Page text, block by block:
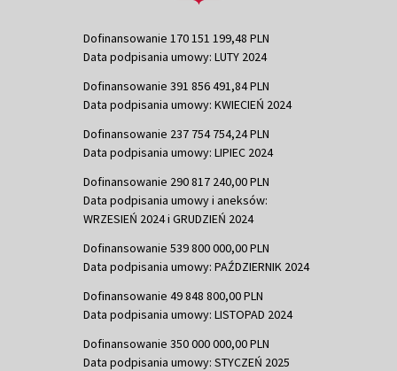
Dofinansowanie 170 151 199,48 PLN
Data podpisania umowy: LUTY 2024
Dofinansowanie 391 856 491,84 PLN
Data podpisania umowy: KWIECIEŃ 2024
Dofinansowanie 237 754 754,24 PLN
Data podpisania umowy: LIPIEC 2024
Dofinansowanie 290 817 240,00 PLN
Data podpisania umowy i aneksów:
WRZESIEŃ 2024 i GRUDZIEŃ 2024
Dofinansowanie 539 800 000,00 PLN
Data podpisania umowy: PAŹDZIERNIK 2024
Dofinansowanie 49 848 800,00 PLN
Data podpisania umowy: LISTOPAD 2024
Dofinansowanie 350 000 000,00 PLN
Data podpisania umowy: STYCZEŃ 2025